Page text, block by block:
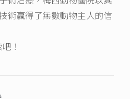
術贏得了無數動物主人的信
！